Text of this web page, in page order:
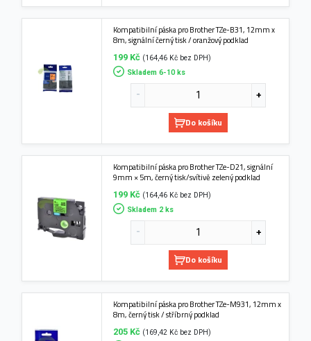
Kompatibilní páska pro Brother TZe-B31, 12mm x
8m, signální černý tisk / oranžový podklad
199 Kč (164,46 Kč bez DPH)
Skladem 6-10 ks
Do košíku
Kompatibilní páska pro Brother TZe-D21, signální
9mm × 5m, černý tisk/svítivě zelený podklad
199 Kč (164,46 Kč bez DPH)
Skladem 2 ks
Do košíku
Kompatibilní páska pro Brother TZe-M931, 12mm x
8m, černý tisk / stříbrný podklad
205 Kč (169,42 Kč bez DPH)